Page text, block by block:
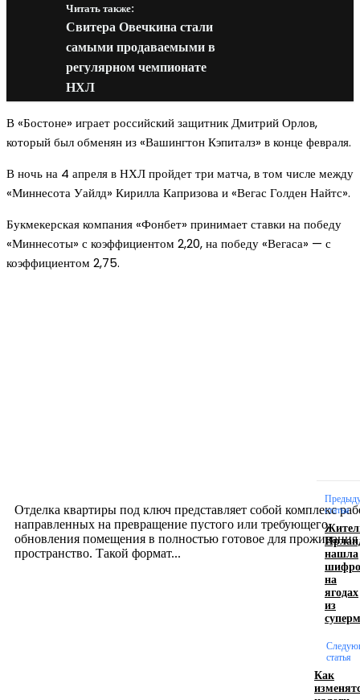
Читать также:
Свитера Овечкина стали
самыми продаваемыми в
регулярном чемпионате
НХЛ
В «Бостоне» играет российский защитник Дмитрий Орлов,
который был обменян из «Вашингтон Кэпиталз» в конце февраля.
В ночь на 4 апреля в НХЛ пройдет три матча, в том числе между
«Миннесота Уайлд» Кирилла Капризова и «Вегас Голден Найтс».
Букмекерская компания «Фонбет» принимает ставки на победу
«Миннесоты» с коэффициентом 2,20, на победу «Вегаса» — с
коэффициентом 2,75.
Отделка квартиры под ключ представляет собой комплекс
направленных на превращение пустого или требующего
обновления помещения в полностью готовое для проживания
пространство. Такой формат...
логотипом: эффективный инструмент бренда
статья
нашла
на
ягодах
из
статья
Как